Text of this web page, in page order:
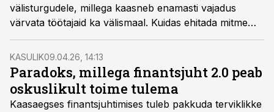
välisturgudele, millega kaasneb enamasti vajadus
värvata töötajaid ka välismaal. Kuidas ehitada mitme
riigi palgaarvestuse projekt üles nii, et see oleks juhitav
ja töökindel, selgitavad konsultatsiooniettevõtte EY
palgaarvestuse eksperdid Inna Wahlberg ja Kaia
Tuvike.
KASULIK09.04.26, 14:13
Paradoks, millega finantsjuht 2.0 peab
oskuslikult toime tulema
Kaasaegses finantsjuhtimises tuleb pakkuda terviklikke